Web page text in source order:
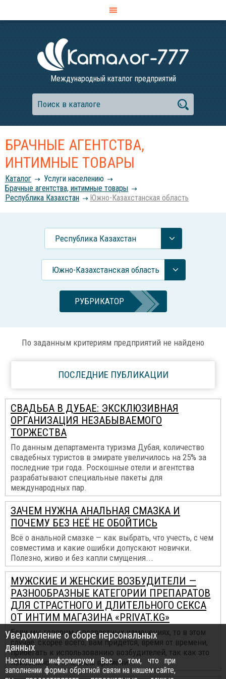
Международный каталог предприятий
БРАЧНЫЕ АГЕНТСТВА,
ИНТИМНЫЕ ТОВАРЫ
Каталог
Услуги населению
Брачные агентства, интимные товары
Республика Казахстан
Южно-Казахстанская область
Республика Казахстан
Южно-Казахстанская область
РУБРИКАТОР
По заданным критериям предприятий не найдено
ПОСЛЕДНИЕ ПУБЛИКАЦИИ
СВАДЬБА В ДУБАЕ: ЭКСКЛЮЗИВНАЯ
ОРГАНИЗАЦИЯ НЕЗАБЫВАЕМОГО
ТОРЖЕСТВА
По данным департамента туризма Дубая, количество
свадебных туристов в эмирате увеличилось на 25% за
последние три года. Роскошные отели и агентства
разрабатывают специальные пакеты для
международных пар.
ЗАЧЕМ НУЖНА АНАЛЬНАЯ СМАЗКА И
ПОЧЕМУ БЕЗ НЕЁ НЕ ОБОЙТИСЬ
Всё о анальной смазке — как выбрать, что учесть, с чем
совместима и какие ошибки допускают новички.
Полезно, живо и без капли смущения...
МУЖСКИЕ И ЖЕНСКИЕ ВОЗБУДИТЕЛИ —
РАЗНООБРАЗНЫЕ КАТЕГОРИИ ПРЕПАРАТОВ
ДЛЯ СТРАСТНОГО И ДЛИТЕЛЬНОГО СЕКСА
ОТ ИНТИМ МАГАЗИНА «PRIVAT.KG»
Если мы говорим о возрастных изменениях, то в этом
случае, скорее всего, вам придётся, время от времени,
прибегать к использованию возбудителей, так как это
неизбежно. С течением времени...
Уведомление о сборе персональных
данных
Настоящим информируем Вас о том, что при
заполнении формы обратной связи на нашем сайте,